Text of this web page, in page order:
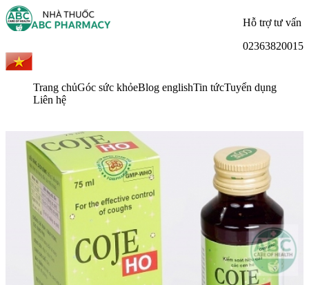
Hỗ trợ tư vấn
02363820015
Trang chủGóc sức khỏeBlog englishTin tứcTuyển dụng
Liên hệ